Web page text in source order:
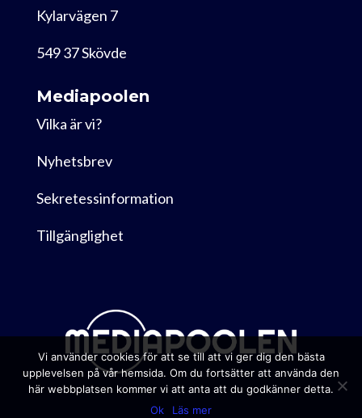
Kylarvägen 7
549 37 Skövde
Mediapoolen
Vilka är vi?
Nyhetsbrev
Sekretessinformation
Tillgänglighet
Vi använder cookies för att se till att vi ger dig den bästa
upplevelsen på vår hemsida. Om du fortsätter att använda den
här webbplatsen kommer vi att anta att du godkänner detta.
Ok
Läs mer